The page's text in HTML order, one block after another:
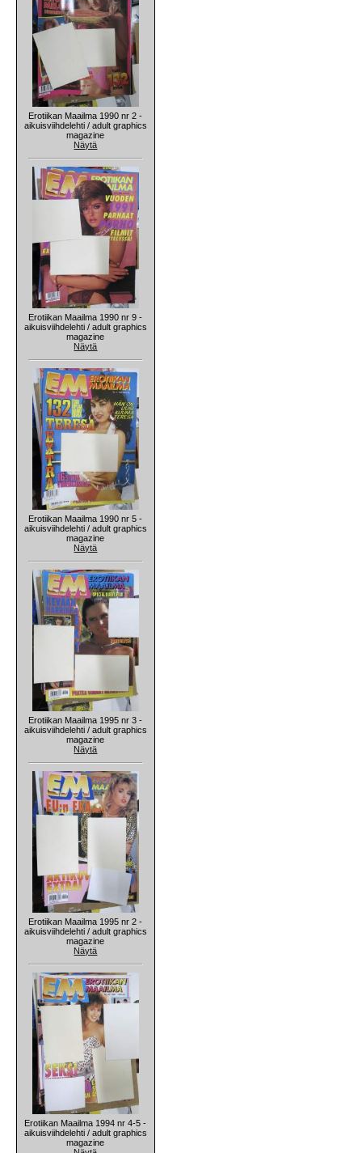
Erotiikan Maailma 1990 nr 2 -
aikuisviihdelehti / adult graphics
magazine
Näytä
Erotiikan Maailma 1990 nr 9 -
aikuisviihdelehti / adult graphics
magazine
Näytä
Erotiikan Maailma 1990 nr 5 -
aikuisviihdelehti / adult graphics
magazine
Näytä
Erotiikan Maailma 1995 nr 3 -
aikuisviihdelehti / adult graphics
magazine
Näytä
Erotiikan Maailma 1995 nr 2 -
aikuisviihdelehti / adult graphics
magazine
Näytä
Erotiikan Maailma 1994 nr 4-5 -
aikuisviihdelehti / adult graphics
magazine